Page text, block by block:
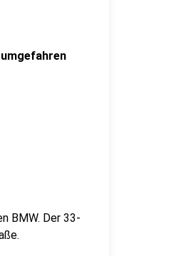
BMW. Der 33-